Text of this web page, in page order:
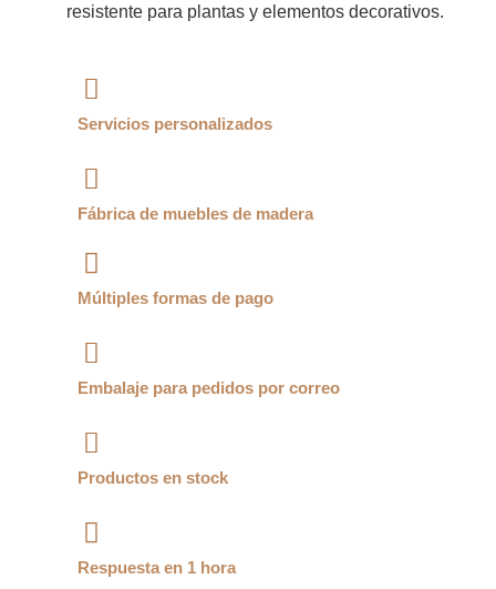
resistente para plantas y elementos decorativos.
Servicios personalizados
Fábrica de muebles de madera
Múltiples formas de pago
Embalaje para pedidos por correo
Productos en stock
Respuesta en 1 hora